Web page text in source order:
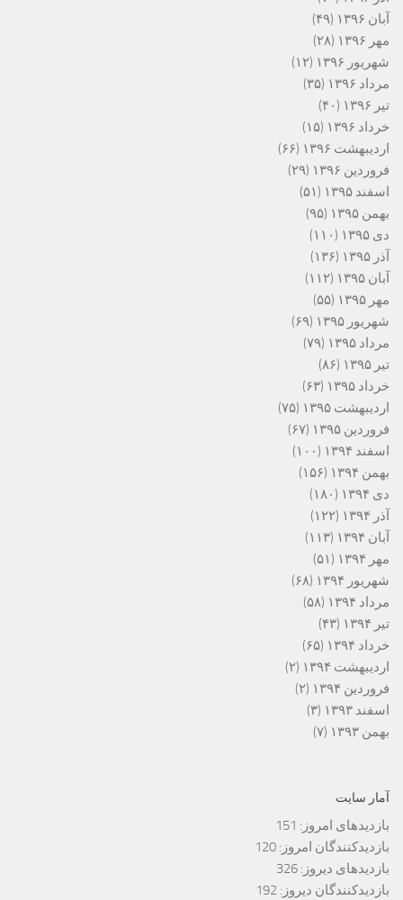
آبان ۱۳۹۶
(۴۹)
مهر ۱۳۹۶
(۲۸)
شهریور ۱۳۹۶
(۱۲)
مرداد ۱۳۹۶
(۳۵)
تیر ۱۳۹۶
(۴۰)
خرداد ۱۳۹۶
(۱۵)
اردیبهشت ۱۳۹۶
(۶۶)
فروردین ۱۳۹۶
(۲۹)
اسفند ۱۳۹۵
(۵۱)
بهمن ۱۳۹۵
(۹۵)
دی ۱۳۹۵
(۱۱۰)
آذر ۱۳۹۵
(۱۳۶)
آبان ۱۳۹۵
(۱۱۲)
مهر ۱۳۹۵
(۵۵)
شهریور ۱۳۹۵
(۶۹)
مرداد ۱۳۹۵
(۷۹)
تیر ۱۳۹۵
(۸۶)
خرداد ۱۳۹۵
(۶۳)
اردیبهشت ۱۳۹۵
(۷۵)
فروردین ۱۳۹۵
(۶۷)
اسفند ۱۳۹۴
(۱۰۰)
بهمن ۱۳۹۴
(۱۵۶)
دی ۱۳۹۴
(۱۸۰)
آذر ۱۳۹۴
(۱۲۲)
آبان ۱۳۹۴
(۱۱۳)
مهر ۱۳۹۴
(۵۱)
شهریور ۱۳۹۴
(۶۸)
مرداد ۱۳۹۴
(۵۸)
تیر ۱۳۹۴
(۴۳)
خرداد ۱۳۹۴
(۶۵)
اردیبهشت ۱۳۹۴
(۲)
فروردین ۱۳۹۴
(۲)
اسفند ۱۳۹۳
(۳)
بهمن ۱۳۹۳
(۷)
آمار سایت
بازدیدهای امروز: 151
بازدیدکنندگان امروز: 120
بازدیدهای دیروز: 326
بازدیدکنندگان دیروز: 192